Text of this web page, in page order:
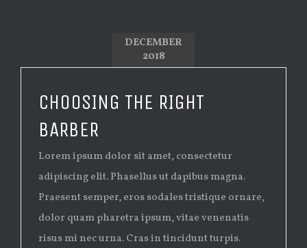
DECEMBER
2018
CHOOSING THE RIGHT
BARBER
Lorem ipsum dolor sit amet, consectetur
adipiscing elit. Phasellus ut dapibus magna.
Praesent semper, eros sodales tristique ornare,
dolor quam pharetra ipsum, vitae venenatis
risus mi nec urna. Cras in tincidunt turpis.